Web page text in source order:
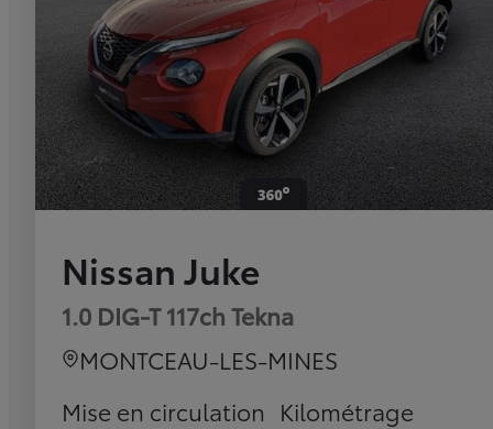
Nissan Juke
1.0 DIG-T 117ch Tekna
MONTCEAU-LES-MINES
Mise en circulation Kilométrage